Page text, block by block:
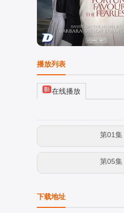
播放列表
在线播放
第01集
第05集
下载地址